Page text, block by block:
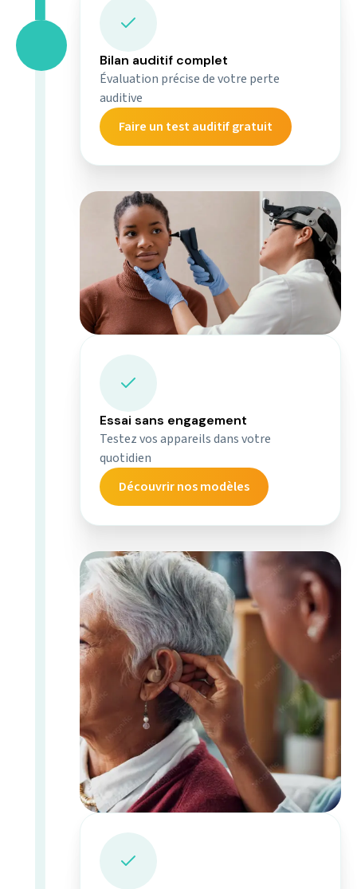
Bilan auditif complet
Évaluation précise de votre perte
auditive
Faire un test auditif gratuit
Essai sans engagement
Testez vos appareils dans votre
quotidien
Découvrir nos modèles
1